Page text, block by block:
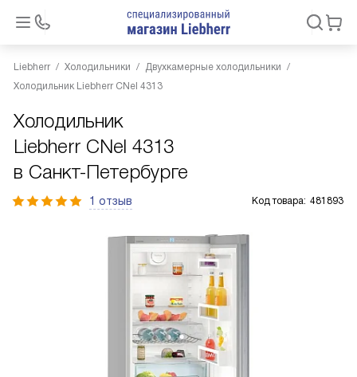
Liebherr Холодильники
Двухкамерные холодильники
Холодильник Liebherr CNel 4313
Холодильник
Liebherr CNel 4313
в Санкт-Петербурге
1 отзыв Код товара: 481893